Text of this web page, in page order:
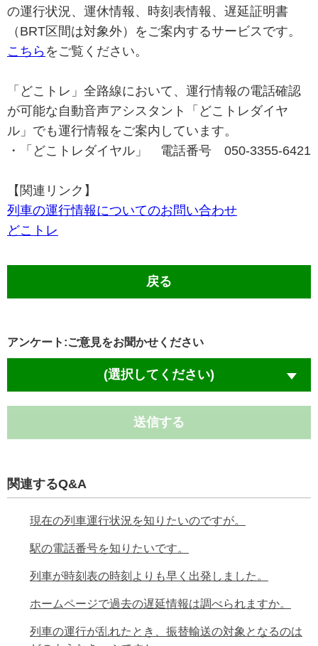
の運行状況、運休情報、時刻表情報、遅延証明書
（BRT区間は対象外）をご案内するサービスです。
こちら をご覧ください。
「どこトレ」全路線において、運行情報の電話確認
が可能な自動音声アシスタント「どこトレダイヤ
ル」でも運行情報をご案内しています。
・「どこトレダイヤル」 電話番号 050-3355-6421
【関連リンク】
列車の運行情報についてのお問い合わせ
どこトレ
戻る
アンケート:ご意見をお聞かせください
(選択してください)
送信する
関連するQ&A
現在の列車運行状況を知りたいのですが。
駅の電話番号を知りたいです。
列車が時刻表の時刻よりも早く出発しました。
ホームページで過去の遅延情報は調べられますか。
列車の運行が乱れたとき、振替輸送の対象となるのは